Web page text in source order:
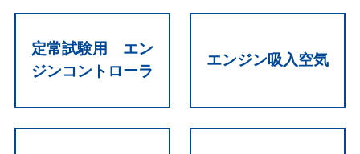
定常試験用 エン
ジンコントローラ
エンジン吸入空気